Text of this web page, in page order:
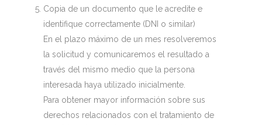
Copia de un documento que le acredite e
identifique correctamente (DNI o similar)
En el plazo máximo de un mes resolveremos
la solicitud y comunicaremos el resultado a
través del mismo medio que la persona
interesada haya utilizado inicialmente.
Para obtener mayor información sobre sus
derechos relacionados con el tratamiento de